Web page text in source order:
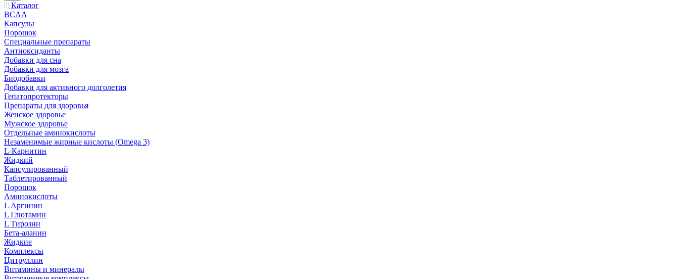
Каталог
BCAA
Капсулы
Порошок
Cпециальные препараты
Антиоксиданты
Добавки для сна
Добавки для мозга
Биодобавки
Добавки для активного долголетия
Гепатопротекторы
Препараты для здоровья
Женское здоровье
Мужское здоровье
Отдельные аминокислоты
Незаменимые жирные кислоты (Omega 3)
L-Карнитин
Жидкий
Капсулированный
Таблетированный
Порошок
Аминокислоты
L Аргинин
L Глютамин
L Тирозин
Бета-аланин
Жидкие
Комплексы
Цитруллин
Витамины и минералы